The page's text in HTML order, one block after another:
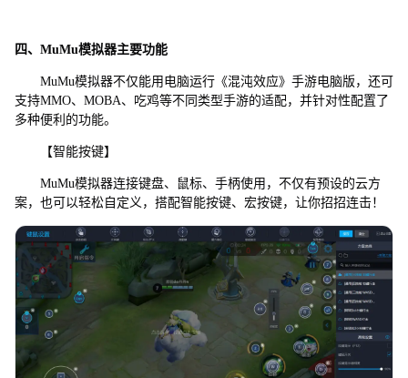
四、MuMu模拟器主要功能
MuMu模拟器不仅能用电脑运行《混沌效应》手游电脑版，还可
支持MMO、MOBA、吃鸡等不同类型手游的适配，并针对性配置了
多种便利的功能。
【智能按键】
MuMu模拟器连接键盘、鼠标、手柄使用，不仅有预设的云方
案，也可以轻松自定义，搭配智能按键、宏按键，让你招招连击！